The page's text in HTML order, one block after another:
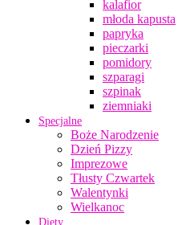
kalafior
młoda kapusta
papryka
pieczarki
pomidory
szparagi
szpinak
ziemniaki
Specjalne
Boże Narodzenie
Dzień Pizzy
Imprezowe
Tłusty Czwartek
Walentynki
Wielkanoc
Diety